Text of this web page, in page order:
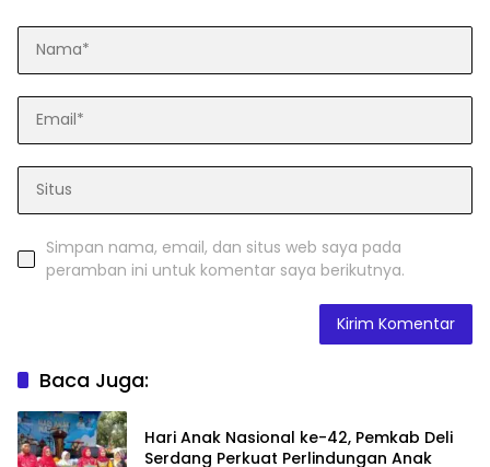
Simpan nama, email, dan situs web saya pada
peramban ini untuk komentar saya berikutnya.
Baca Juga:
Hari Anak Nasional ke-42, Pemkab Deli
Serdang Perkuat Perlindungan Anak